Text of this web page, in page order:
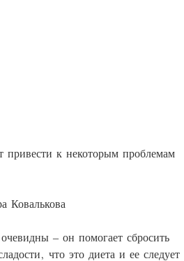
Ковалькова
– он помогает сбросить
что это диета и ее следует